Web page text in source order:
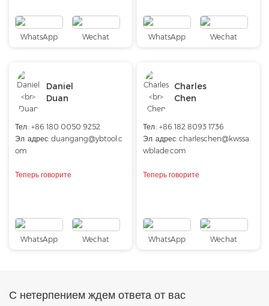
WhatsApp Wechat WhatsApp Wechat
Daniel
Duan
Тел.: +86 180 0050 9252
Эл. адрес: duangang@ybtool.c
om
Теперь говорите
WhatsApp Wechat
Charles
Chen
Тел.: +86 182 8093 1736
Эл. адрес:charleschen@kwssa
wblade.com
Теперь говорите
WhatsApp Wechat
С нетерпением ждем ответа от вас